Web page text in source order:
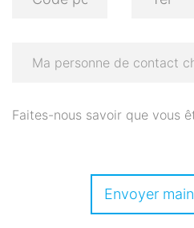
Faites-nous savoir que vous
Envoyer